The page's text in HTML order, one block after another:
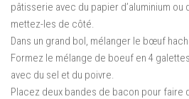
pâtisserie avec du papier d’aluminium
mettez-les de côté.
Dans un grand bol, mélanger le bœuf
Formez le mélange de boeuf en 4
avec du sel et du poivre.
Placez deux bandes de bacon pour faire